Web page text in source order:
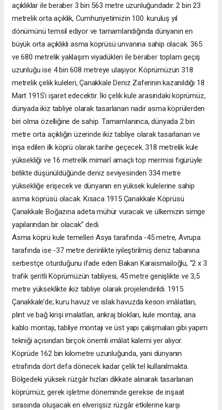
açıklıklar ile beraber 3 bin 563 metre uzunluğundadır. 2 bin 23
metrelik orta açıklık, Cumhuriyetimizin 100. kuruluş yıl
dönümünü temsil ediyor ve tamamlandığında dünyanın en
büyük orta açıklıklı asma köprüsü unvanına sahip olacak. 365
ve 680 metrelik yaklaşım viyadükleri ile beraber toplam geçiş
uzunluğu ise 4 bin 608 metreye ulaşıyor. Köprümüzün 318
metrelik çelik kuleleri, Çanakkale Deniz Zaferinin kazanıldığı 18
Mart 1915’i işaret edecektir. İki çelik kule arasındaki köprümüz,
dünyada ikiz tabliye olarak tasarlanan nadir asma köprülerden
biri olma özelliğine de sahip. Tamamlanınca, dünyada 2 bin
metre orta açıklığın üzerinde ikiz tabliye olarak tasarlanan ve
inşa edilen ilk köprü olarak tarihe geçecek. 318 metrelik kule
yüksekliği ve 16 metrelik mimarî amaçlı top mermisi figürüyle
birlikte düşünüldüğünde deniz seviyesinden 334 metre
yüksekliğe erişecek ve dünyanın en yüksek kulelerine sahip
asma köprüsü olacak. Kısaca 1915 Çanakkale Köprüsü
Çanakkale Boğazına adeta mühür vuracak ve ülkemizin simge
yapılarından bir olacak” dedi.
Asma köprü kule temelleri Asya tarafında -45 metre, Avrupa
tarafında ise -37 metre derinlikte iyileştirilmiş deniz tabanına
serbestçe oturduğunu ifade eden Bakan Karaismailoğlu, “2 x 3
trafik şeritli Köprümüzün tabliyesi, 45 metre genişlikte ve 3,5
metre yükseklikte ikiz tabliye olarak projelendirildi. 1915
Çanakkale’de; kuru havuz ve ıslak havuzda keson imâlatları,
plint ve bağ kirişi imalatları, ankraj blokları, kule montajı, ana
kablo montajı, tabliye montajı ve üst yapı çalışmaları gibi yapım
tekniği açısından birçok önemli imâlat kalemi yer alıyor.
Köprüde 162 bin kilometre uzunluğunda, yani dünyanın
etrafında dört defa dönecek kadar çelik tel kullanılmakta.
Bölgedeki yüksek rüzgâr hızları dikkate alınarak tasarlanan
köprümüz, gerek işletme döneminde gerekse de inşaat
sırasında oluşacak en elverişsiz rüzgâr etkilerine karşı